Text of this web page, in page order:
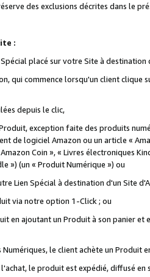
des exclusions décrites dans le
:
placé sur votre Site à destination
qui commence lorsqu'un client
depuis le clic,
exception faite des produits
de logiciel Amazon ou un article «
Coin », « Livres électroniques
») (un « Produit Numérique ») ou
Lien Spécial à destination d'un Site
via notre option 1-Click ; ou
en ajoutant un Produit à son panier et
le client achète un Produit
le produit est expédié, diffusé